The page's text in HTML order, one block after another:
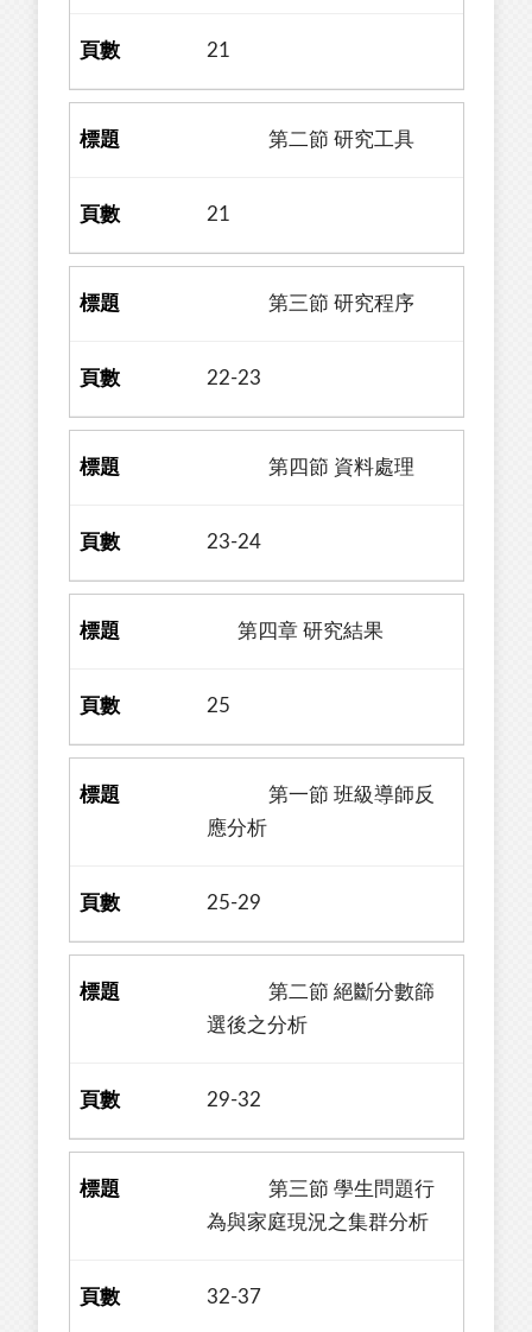
21
第二節 研究工具
21
第三節 研究程序
22-23
第四節 資料處理
23-24
第四章 研究結果
25
第一節 班級導師反
應分析
25-29
第二節 絕斷分數篩
選後之分析
29-32
第三節 學生問題行
為與家庭現況之集群分析
32-37